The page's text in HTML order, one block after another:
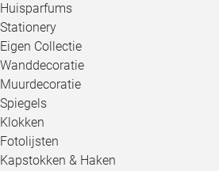
Huisparfums
Stationery
Eigen Collectie
Wanddecoratie
Muurdecoratie
Spiegels
Klokken
Fotolijsten
Kapstokken & Haken